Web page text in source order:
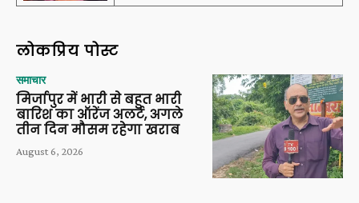
लोकप्रिय पोस्ट
समाचार
मिर्जापुर में भारी से बहुत भारी
बारिश का ऑरेंज अलर्ट, अगले
तीन दिन मौसम रहेगा खराब
August 6, 2026